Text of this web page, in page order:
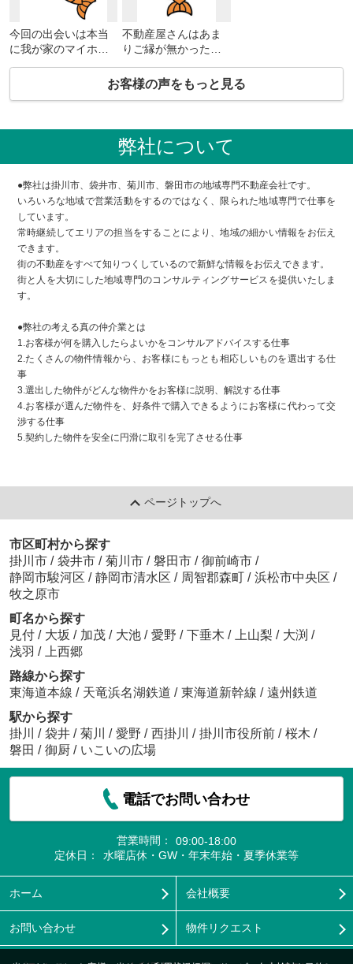
今回の出会いは本当
に我が家のマイホー
をいただいたと思い
不動産屋さんはあま
りご縁が無かったの
して必要になりまし
た。親からの相続で
なり良かったです。
お客様の声をもっと見る
弊社について
●弊社は掛川市、袋井市、菊川市、磐田市の地域専門不動産会社です。
いろいろな地域で営業活動をするのではなく、限られた地域専門で仕事を
しています。
常時継続してエリアの担当をすることにより、地域の細かい情報をお伝え
できます。
街の不動産をすべて知りつくしているので新鮮な情報をお伝えできます。
街と人を大切にした地域専門のコンサルティングサービスを提供いたしま
す。
●弊社の考える真の仲介業とは
1.お客様が何を購入したらよいかをコンサルアドバイスする仕事
2.たくさんの物件情報から、お客様にもっとも相応しいものを選出する仕
事
3.選出した物件がどんな物件かをお客様に説明、解説する仕事
4.お客様が選んだ物件を、好条件で購入できるようにお客様に代わって交
渉する仕事
5.契約した物件を安全に円滑に取引を完了させる仕事
ページトップへ
市区町村から探す
掛川市 / 袋井市 / 菊川市 / 磐田市 / 御前崎市 /
静岡市駿河区 / 静岡市清水区 / 周智郡森町 / 浜松市中央区 /
牧之原市
町名から探す
見付 / 大坂 / 加茂 / 大池 / 愛野 / 下垂木 / 上山梨 / 大渕 /
浅羽 /
上西郷
路線から探す
東海道本線 / 天竜浜名湖鉄道 / 東海道新幹線 / 遠州鉄道
駅から探す
掛川
/ 袋井 / 菊川 / 愛野 / 西掛川 / 掛川市役所前 / 桜木 /
磐田 / 御厨 / いこいの広場
電話でお問い合わせ
営業時間：
09:00-18:00
定休日：
水曜店休・GW・年末年始・夏季休業等
ホーム 会社概要
お問い合わせ 物件リクエスト